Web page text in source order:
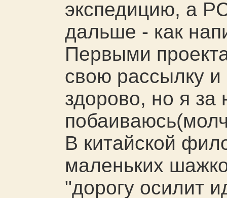
экспедицию, а
дальше - как
Первыми
свою рассылку и
здорово, но я за
В китайской
маленьких
"дорогу осилит